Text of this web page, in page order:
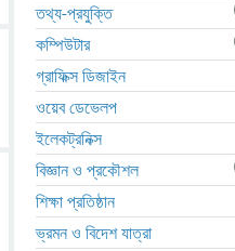
তথ্য-প্রযুক্তি
কম্পিউটার
গ্রাফিক্স ডিজাইন
ওয়েব ডেভেলপ
ইলেকট্রনিক্স
বিজ্ঞান ও প্রকৌশল
শিক্ষা প্রতিষ্ঠান
ভ্রমন ও বিদেশ যাত্রা